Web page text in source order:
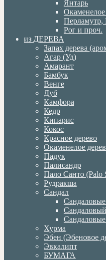
Янтарь
Перламутр,
Рог и проч.
из ДЕРЕВА
Запах дерева
Агар (Уд)
Амарант
Бамбук
Венге
Дуб
Камфора
Кедр
Кипарис
Кокос
Красное дерево
Окаменелое
Падук
Палисандр
Пало Санто (Palo
Рудракша
Сандал
Сандаловые
Хурма
Эбен (Эбеновое
Эвкалипт
БУМАГА